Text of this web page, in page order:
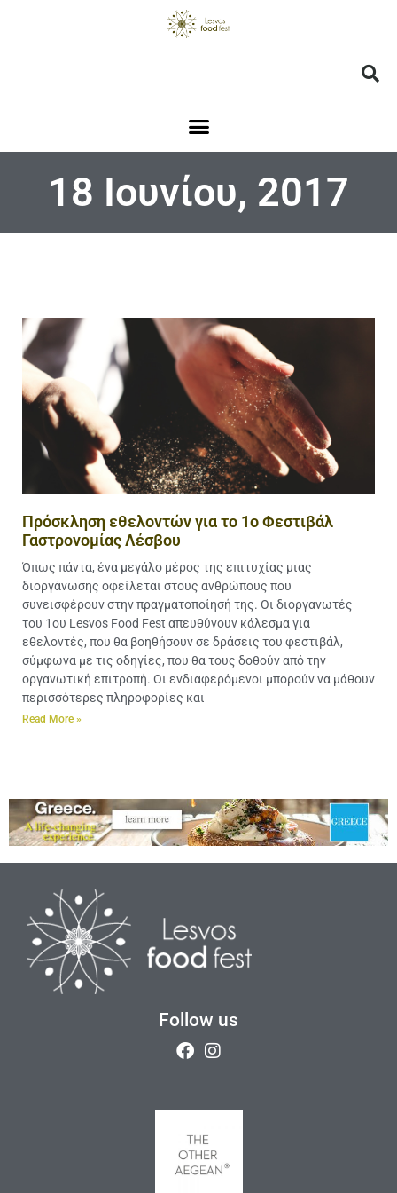
18 Ιουνίου, 2017
Πρόσκληση εθελοντών για το 1ο Φεστιβάλ
Γαστρονομίας Λέσβου
Όπως πάντα, ένα μεγάλο μέρος της επιτυχίας μιας
διοργάνωσης οφείλεται στους ανθρώπους που
συνεισφέρουν στην πραγματοποίησή της. Οι διοργανωτές
του 1ου Lesvos Food Fest απευθύνουν κάλεσμα για
εθελοντές, που θα βοηθήσουν σε δράσεις του φεστιβάλ,
σύμφωνα με τις οδηγίες, που θα τους δοθούν από την
οργανωτική επιτροπή. Οι ενδιαφερόμενοι μπορούν να μάθουν
περισσότερες πληροφορίες και
Read More »
Follow us